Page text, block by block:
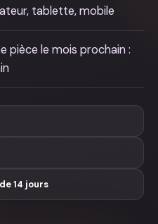
tablette, mobile
pièce le mois prochain :
14 jours